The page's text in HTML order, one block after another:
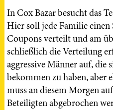
In Cox Bazar besucht das
Hier soll jede Familie einen
Coupons verteilt und am
schließlich die Verteilung
aggressive Männer auf, die
bekommen zu haben, aber
muss an diesem Morgen
Beteiligten abgebrochen